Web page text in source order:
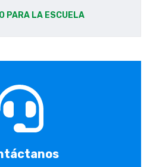
PARA LA ESCUELA